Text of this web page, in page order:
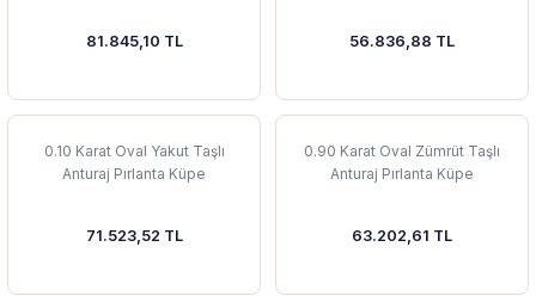
81.845,10 TL 56.836,88 TL
0.10 Karat Oval Yakut Taşlı
Anturaj Pırlanta Küpe
71.523,52 TL
0.90 Karat Oval Zümrüt Taşlı
Anturaj Pırlanta Küpe
63.202,61 TL